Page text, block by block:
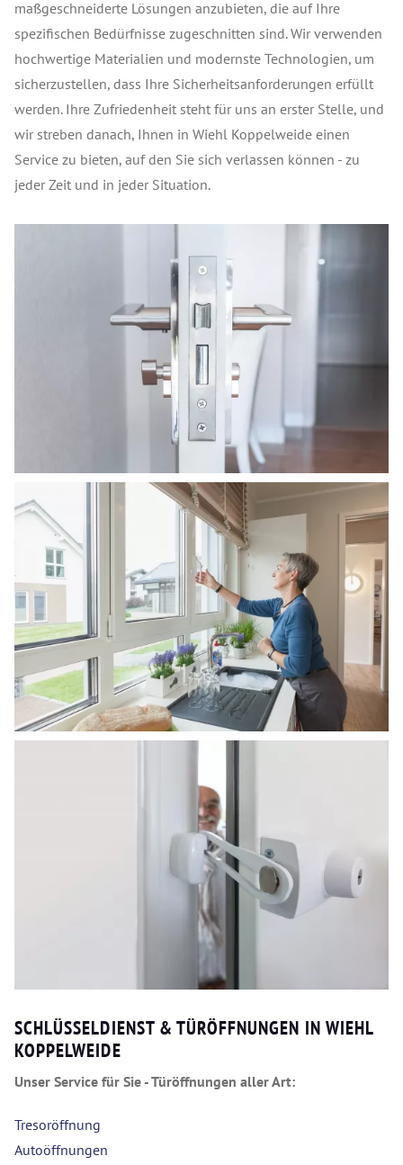
maßgeschneiderte Lösungen anzubieten, die auf Ihre
spezifischen Bedürfnisse zugeschnitten sind. Wir verwenden
hochwertige Materialien und modernste Technologien, um
sicherzustellen, dass Ihre Sicherheitsanforderungen erfüllt
werden. Ihre Zufriedenheit steht für uns an erster Stelle, und
wir streben danach, Ihnen in Wiehl Koppelweide einen
Service zu bieten, auf den Sie sich verlassen können - zu
jeder Zeit und in jeder Situation.
SCHLÜSSELDIENST & TÜRÖFFNUNGEN IN WIEHL
KOPPELWEIDE
Unser Service für Sie - Türöffnungen aller Art:
Tresoröffnung
Autoöffnungen